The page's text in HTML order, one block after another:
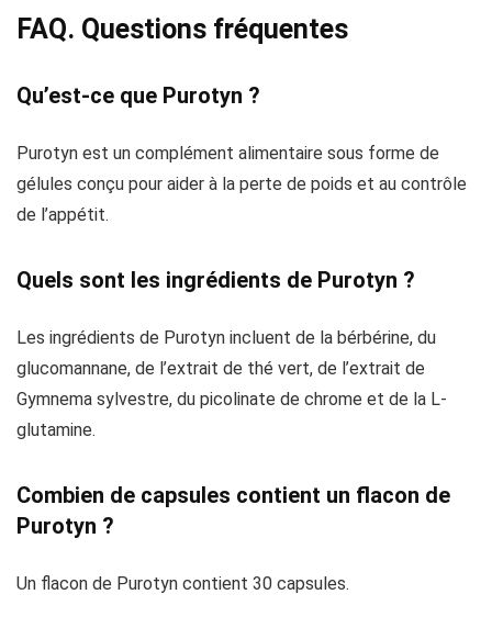
FAQ. Questions fréquentes
Qu’est-ce que Purotyn ?
Purotyn est un complément alimentaire sous forme de
gélules conçu pour aider à la perte de poids et au contrôle
de l’appétit.
Quels sont les ingrédients de Purotyn ?
Les ingrédients de Purotyn incluent de la bérbérine, du
glucomannane, de l’extrait de thé vert, de l’extrait de
Gymnema sylvestre, du picolinate de chrome et de la L-
glutamine.
Combien de capsules contient un flacon de
Purotyn ?
Un flacon de Purotyn contient 30 capsules.